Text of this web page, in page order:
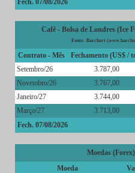
Fech. 07/08/2026
Café - Bolsa de Londres (Ice
Fonte: Barchart
Contrato - Mês Fechamento (US$ /
Setembro/26
3.787,00
Novembro/26
3.767,00
Janeiro/27
3.744,00
Março/27
3.713,00
Fech. 07/08/2026
Moedas (Forex)
Moeda